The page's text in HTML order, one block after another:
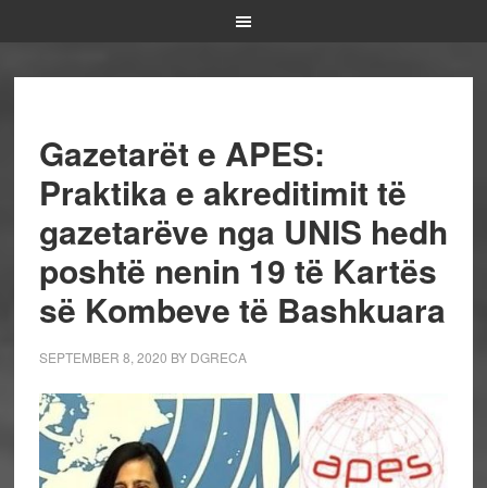
Gazetarët e APES:
Praktika e akreditimit të
gazetarëve nga UNIS hedh
poshtë nenin 19 të Kartës
së Kombeve të Bashkuara
SEPTEMBER 8, 2020 BY DGRECA